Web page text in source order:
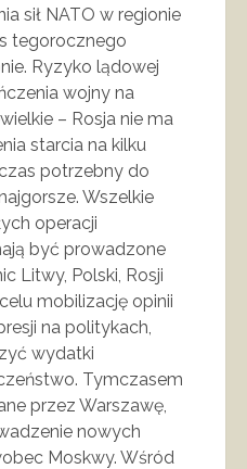
sił NATO w regionie
tegorocznego
Ryzyko lądowej
wojny na
– Rosja nie ma
starcia na kilku
potrzebny do
Wszelkie
operacji
być prowadzone
Litwy, Polski, Rosji
mobilizację opinii
na politykach,
wydatki
Tymczasem
przez Warszawę,
nowych
Moskwy. Wśród